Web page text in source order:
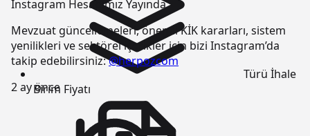
Instagram Hesabımız Yayında
Mevzuat güncellemeleri, önemli KİK kararları, sistem
yenilikleri ve sektörel içerikler için bizi Instagram’da
takip edebilirsiniz:@herpozcom
2 ay önce
Türü İhale
Birim Fiyatı